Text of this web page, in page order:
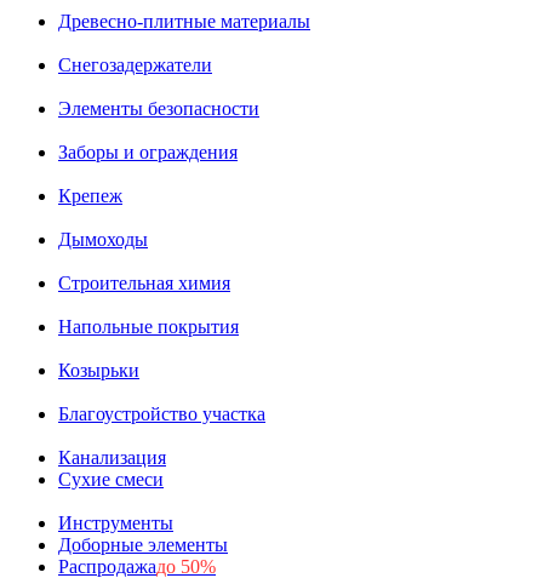
Древесно-плитные материалы
Снегозадержатели
Элементы безопасности
Заборы и ограждения
Крепеж
Дымоходы
Строительная химия
Напольные покрытия
Козырьки
Благоустройство участка
Канализация
Сухие смеси
Инструменты
Доборные элементы
Распродажадо 50%